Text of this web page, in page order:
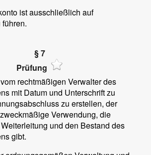
ist ausschließlich auf
§ 7
Prüfung
rechtmäßigen Verwalter des
mit Datum und Unterschrift zu
zu erstellen, der
Verwendung, die
und den Bestand des
gibt.